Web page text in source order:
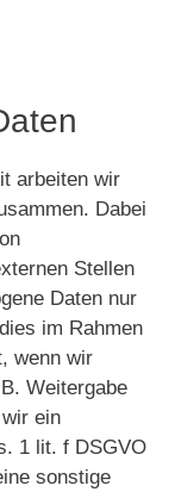
arbeiten wir
Dabei
Stellen
Daten nur
im Rahmen
wenn wir
Weitergabe
ein
1 lit. f DSGVO
sonstige